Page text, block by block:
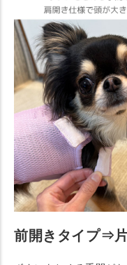
前開きタイプ⇒